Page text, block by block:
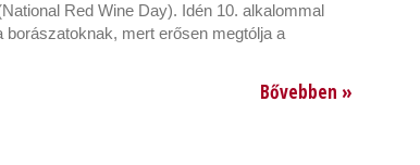
Red Wine Day). Idén 10. alkalommal
mert erősen megtólja a
Bővebben »